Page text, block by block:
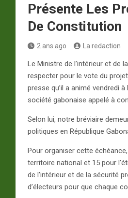
Présente Les
De Constitution
2 ans ago La redaction
Le Ministre de l’intérieur et de
respecter pour le vote du
presse qu’il a animé vendredi
société gabonaise appelé à
Selon lui, notre bréviaire
politiques en République
Pour organiser cette
territoire national et 15 pour
de l’intérieur et de la sécurité
d’électeurs pour que chaque